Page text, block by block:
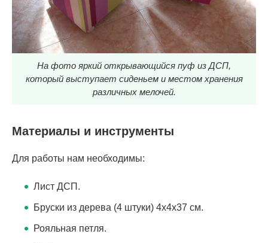
На фото яркий открывающийся пуф из ДСП,
который выступает сиденьем и местом хранения
различных мелочей.
Материалы и инструменты
Для работы нам необходимы:
Лист ДСП.
Бруски из дерева (4 штуки) 4х4х37 см.
Рояльная петля.